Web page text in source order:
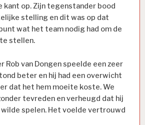
kant op. Zijn tegenstander bood
stelling en dit was op dat
wat het team nodig had om de
stellen.
Rob van Dongen speelde een zeer
beter en hij had een overwicht
dat het hem moeite koste. We
tevreden en verheugd dat hij
spelen. Het voelde vertrouwd